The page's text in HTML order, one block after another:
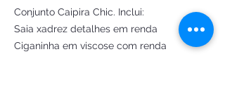
Conjunto Caipira Chic. Inclui:
Saia xadrez detalhes em renda
Ciganinha em viscose com renda